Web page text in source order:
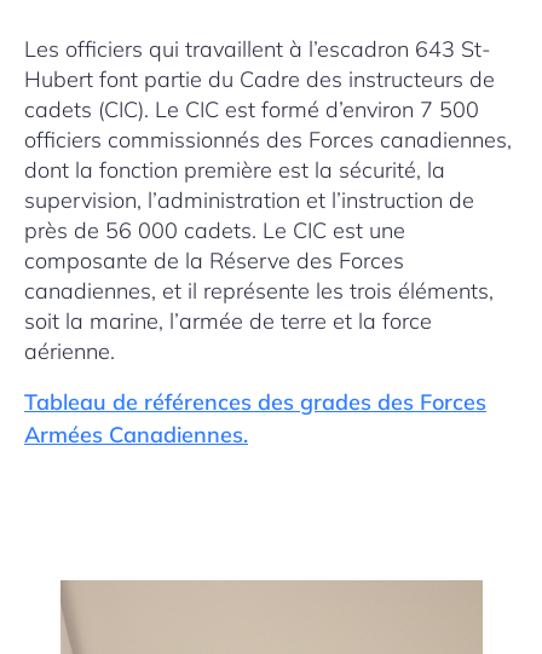
Les officiers qui travaillent à l’escadron 643 St-
Hubert font partie du Cadre des instructeurs de
cadets (CIC). Le CIC est formé d’environ 7 500
officiers commissionnés des Forces canadiennes,
dont la fonction première est la sécurité, la
supervision, l’administration et l’instruction de
près de 56 000 cadets. Le CIC est une
composante de la Réserve des Forces
canadiennes, et il représente les trois éléments,
soit la marine, l’armée de terre et la force
aérienne.
Tableau de références des grades des Forces
Armées Canadiennes.